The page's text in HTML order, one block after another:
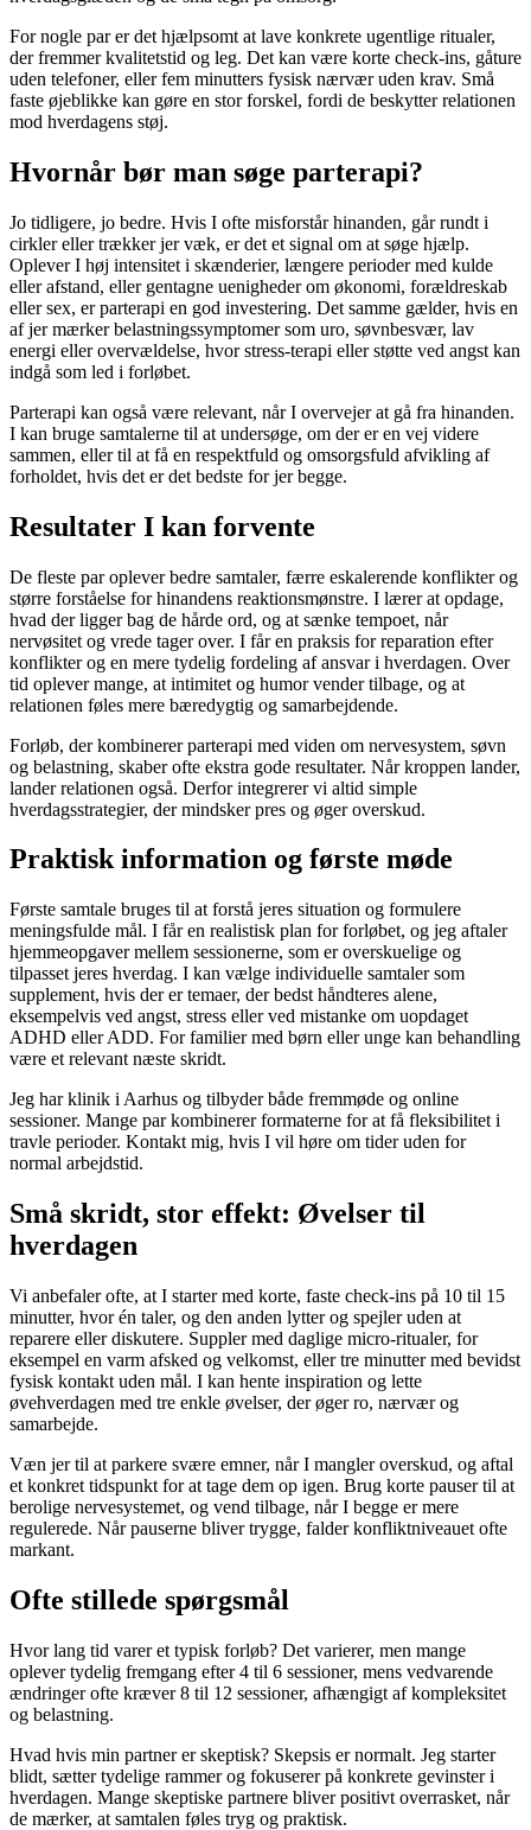
For nogle par er det hjælpsomt at lave konkrete ugentlige ritualer,
der fremmer kvalitetstid og leg. Det kan være korte check-ins, gåture
uden telefoner, eller fem minutters fysisk nærvær uden krav. Små
faste øjeblikke kan gøre en stor forskel, fordi de beskytter relationen
mod hverdagens støj.
Hvornår bør man søge parterapi?
Jo tidligere, jo bedre. Hvis I ofte misforstår hinanden, går rundt i
cirkler eller trækker jer væk, er det et signal om at søge hjælp.
Oplever I høj intensitet i skænderier, længere perioder med kulde
eller afstand, eller gentagne uenigheder om økonomi, forældreskab
eller sex, er parterapi en god investering. Det samme gælder, hvis en
af jer mærker belastningssymptomer som uro, søvnbesvær, lav
energi eller overvældelse, hvor stress-terapi eller støtte ved angst kan
indgå som led i forløbet.
Parterapi kan også være relevant, når I overvejer at gå fra hinanden.
I kan bruge samtalerne til at undersøge, om der er en vej videre
sammen, eller til at få en respektfuld og omsorgsfuld afvikling af
forholdet, hvis det er det bedste for jer begge.
Resultater I kan forvente
De fleste par oplever bedre samtaler, færre eskalerende konflikter og
større forståelse for hinandens reaktionsmønstre. I lærer at opdage,
hvad der ligger bag de hårde ord, og at sænke tempoet, når
nervøsitet og vrede tager over. I får en praksis for reparation efter
konflikter og en mere tydelig fordeling af ansvar i hverdagen. Over
tid oplever mange, at intimitet og humor vender tilbage, og at
relationen føles mere bæredygtig og samarbejdende.
Forløb, der kombinerer parterapi med viden om nervesystem, søvn
og belastning, skaber ofte ekstra gode resultater. Når kroppen lander,
lander relationen også. Derfor integrerer vi altid simple
hverdagsstrategier, der mindsker pres og øger overskud.
Praktisk information og første møde
Første samtale bruges til at forstå jeres situation og formulere
meningsfulde mål. I får en realistisk plan for forløbet, og jeg aftaler
hjemmeopgaver mellem sessionerne, som er overskuelige og
tilpasset jeres hverdag. I kan vælge individuelle samtaler som
supplement, hvis der er temaer, der bedst håndteres alene,
eksempelvis ved angst, stress eller ved mistanke om uopdaget
ADHD eller ADD. For familier med børn eller unge kan behandling
være et relevant næste skridt.
Jeg har klinik i Aarhus og tilbyder både fremmøde og online
sessioner. Mange par kombinerer formaterne for at få fleksibilitet i
travle perioder. Kontakt mig, hvis I vil høre om tider uden for
normal arbejdstid.
Små skridt, stor effekt: Øvelser til
hverdagen
Vi anbefaler ofte, at I starter med korte, faste check-ins på 10 til 15
minutter, hvor én taler, og den anden lytter og spejler uden at
reparere eller diskutere. Suppler med daglige micro-ritualer, for
eksempel en varm afsked og velkomst, eller tre minutter med bevidst
fysisk kontakt uden mål. I kan hente inspiration og lette
øvehverdagen med tre enkle øvelser, der øger ro, nærvær og
samarbejde.
Væn jer til at parkere svære emner, når I mangler overskud, og aftal
et konkret tidspunkt for at tage dem op igen. Brug korte pauser til at
berolige nervesystemet, og vend tilbage, når I begge er mere
regulerede. Når pauserne bliver trygge, falder konfliktniveauet ofte
markant.
Ofte stillede spørgsmål
Hvor lang tid varer et typisk forløb? Det varierer, men mange
oplever tydelig fremgang efter 4 til 6 sessioner, mens vedvarende
ændringer ofte kræver 8 til 12 sessioner, afhængigt af kompleksitet
og belastning.
Hvad hvis min partner er skeptisk? Skepsis er normalt. Jeg starter
blidt, sætter tydelige rammer og fokuserer på konkrete gevinster i
hverdagen. Mange skeptiske partnere bliver positivt overrasket, når
de mærker, at samtalen føles tryg og praktisk.